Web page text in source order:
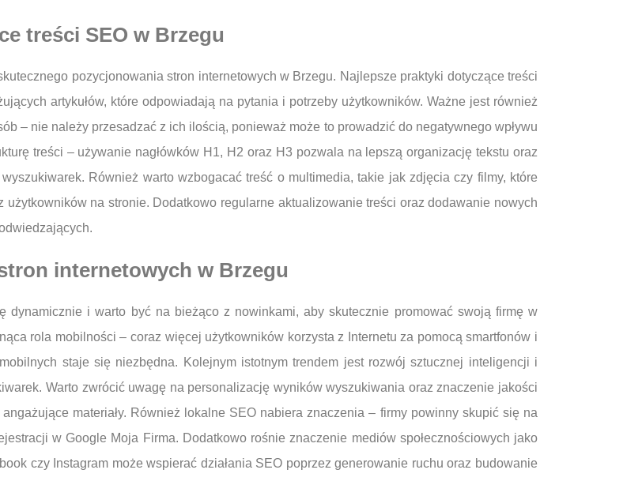
treści SEO w Brzegu
pozycjonowania stron internetowych w Brzegu. Najlepsze praktyki dotyczące treści
artykułów, które odpowiadają na pytania i potrzeby użytkowników. Ważne jest również
– nie należy przesadzać z ich ilością, ponieważ może to prowadzić do negatywnego wpływu
treści – używanie nagłówków H1, H2 oraz H3 pozwala na lepszą organizację tekstu oraz
Również warto wzbogacać treść o multimedia, takie jak zdjęcia czy filmy, które
użytkowników na stronie. Dodatkowo regularne aktualizowanie treści oraz dodawanie nowych
internetowych w Brzegu
dynamicznie i warto być na bieżąco z nowinkami, aby skutecznie promować swoją firmę w
rola mobilności – coraz więcej użytkowników korzysta z Internetu za pomocą smartfonów i
staje się niezbędna. Kolejnym istotnym trendem jest rozwój sztucznej inteligencji i
Warto zwrócić uwagę na personalizację wyników wyszukiwania oraz znaczenie jakości
materiały. Również lokalne SEO nabiera znaczenia – firmy powinny skupić się na
w Google Moja Firma. Dodatkowo rośnie znaczenie mediów społecznościowych jako
czy Instagram może wspierać działania SEO poprzez generowanie ruchu oraz budowanie